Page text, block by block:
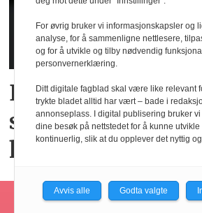
Elendig
sommervær gir
hotellene
Horecajus fra
For øvrig bruker vi informasjonskapsler og
analyse, for å sammenligne nettlesere,
og for å utvikle og tilby nødvendig
personvernerklæring.
Ditt digitale fagblad skal være like relevant
trykte bladet alltid har vært – bade i
annonseplass. I digital publisering bruker
dine besøk på nettstedet for å kunne
kontinuerlig, slik at du opplever det nyttig
Avvis alle Godta valgte